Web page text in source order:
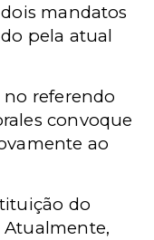
mandatos
pela atual
no referendo
convoque
ao
do